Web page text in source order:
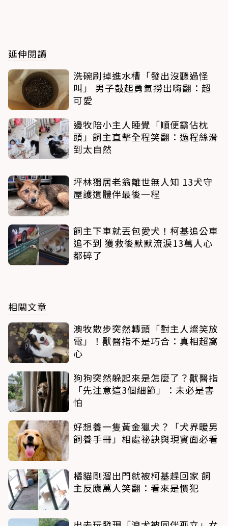
延伸閱讀
洗碗刷掉進水槽「發出沒聽過怪
叫」 男子鼓起勇氣撈出嗨翻：超
可愛
邊牧陪小主人睡覺「順便霸佔枕
頭」飼主直擊全程笑翻：過程絲滑
到太自然
坪林獨居老翁離世無人知 13犬守
屋護遺體伴最後一程
飼主下車就丟包愛犬！柯基追公車
追不到 獲救後默默流淚13萬人心
都碎了
相關文章
澳牧散步突然轉頭「對主人燦笑放
電」！獸醫指不是巧合：真相超窩
心
狗狗突然躲起來是怎麼了？獸醫指
「先注意這3個細節」：未必是害
怕
好想養一隻黃金獵犬？「犬界暖男
飼養手冊」相處祕訣與現實面必看
橘貓剛溜出門就被柯基趕回家 飼
主反應萬人笑翻：看來是慣犯